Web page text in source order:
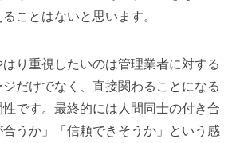
ことはないと思います。
り重視したいのは管理業者に対する
だけでなく、直接関わることになる
です。最終的には人間同士の付き合
うか」「信頼できそうか」という感